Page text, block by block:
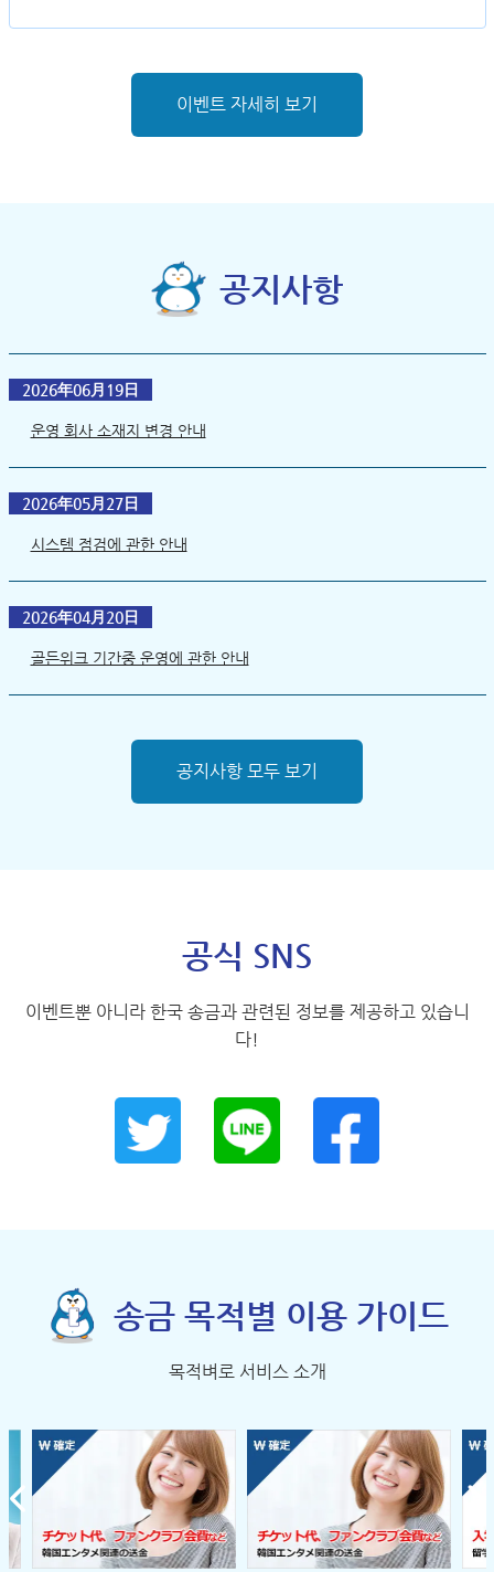
이벤트 자세히 보기
공지사항
2026年06月19日
운영 회사 소재지 변경 안내
2026年05月27日
시스템 점검에 관한 안내
2026年04月20日
골든위크 기간중 운영에 관한 안내
공지사항 모두 보기
공식 SNS
이벤트뿐 아니라 한국 송금과 관련된 정보를 제공하고 있습니
다!
송금 목적별 이용 가이드
목적벼로 서비스 소개